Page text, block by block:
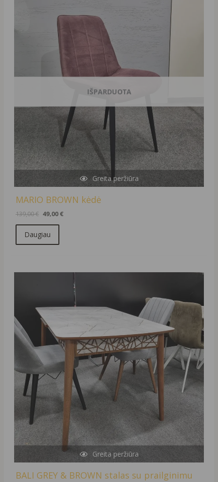
IŠPARDUOTA
Greita peržiūra
MARIO BROWN kėdė
139,00€
139,00 €.
49,00€
is:
Daugiau
Greita peržiūra
BALI GREY & BROWN stalas su prailginimu